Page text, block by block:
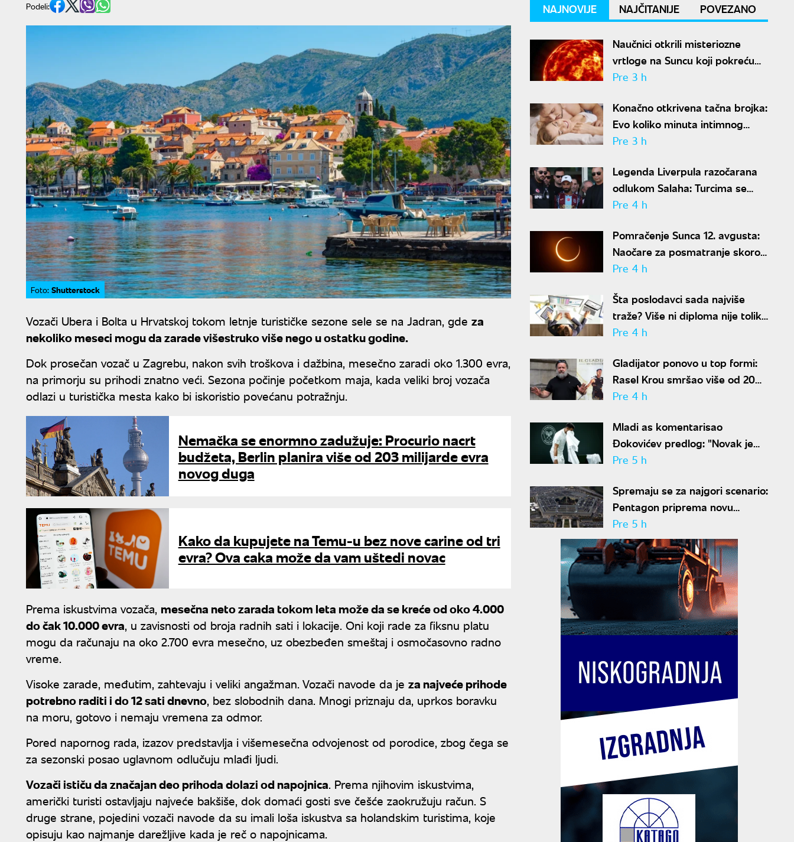
Podeli:
Foto: Shutterstock
Vozači Ubera i Bolta u Hrvatskoj tokom letnje turističke sezone sele se na Jadran, gde za
nekoliko meseci mogu da zarade višestruko više nego u ostatku godine.
Dok prosečan vozač u Zagrebu, nakon svih troškova i dažbina, mesečno zaradi oko 1.300 evra,
na primorju su prihodi znatno veći. Sezona počinje početkom maja, kada veliki broj vozača
odlazi u turistička mesta kako bi iskoristio povećanu potražnju.
Nemačka se enormno zadužuje: Procurio nacrt
budžeta, Berlin planira više od 203 milijarde evra
novog duga
Kako da kupujete na Temu-u bez nove carine od tri
evra? Ova caka može da vam uštedi novac
Prema iskustvima vozača, mesečna neto zarada tokom leta može da se kreće od oko 4.000
do čak 10.000 evra, u zavisnosti od broja radnih sati i lokacije. Oni koji rade za fiksnu platu
mogu da računaju na oko 2.700 evra mesečno, uz obezbeđen smeštaj i osmočasovno radno
vreme.
Visoke zarade, međutim, zahtevaju i veliki angažman. Vozači navode da je za najveće prihode
potrebno raditi i do 12 sati dnevno, bez slobodnih dana. Mnogi priznaju da, uprkos boravku
na moru, gotovo i nemaju vremena za odmor.
Pored napornog rada, izazov predstavlja i višemesečna odvojenost od porodice, zbog čega se
za sezonski posao uglavnom odlučuju mlađi ljudi.
Vozači ističu da značajan deo prihoda dolazi od napojnica. Prema njihovim iskustvima,
američki turisti ostavljaju najveće bakšiše, dok domaći gosti sve češće zaokružuju račun. S
druge strane, pojedini vozači navode da su imali loša iskustva sa holandskim turistima, koje
opisuju kao najmanje darežljive kada je reč o napojnicama.
NAJNOVIJE NAJČITANIJE POVEZANO
Naučnici otkrili misteriozne
vrtloge na Suncu koji pokreću
solarne baklje
Pre 3 h
Konačno otkrivena tačna brojka:
Evo koliko minuta intimnog
odnosa je ženi potrebno da bi
Pre 3 h
Legenda Liverpula razočarana
odlukom Salaha: Turcima se
neće dopasti ove reči
Pre 4 h
Pomračenje Sunca 12. avgusta:
Naočare za posmatranje skoro
rasprodate
Pre 4 h
Šta poslodavci sada najviše
traže? Više ni diploma nije toliko
važna
Pre 4 h
Gladijator ponovo u top formi:
Rasel Krou smršao više od 20
kilograma pa zapalio društvene
Pre 4 h
Mladi as komentarisao
Đokovićev predlog: "Novak je
sve stariji, zato nam predlaže
Pre 5 h
Spremaju se za najgori scenario:
Pentagon priprema novu
nuklearnu strategiju za
eventualni sukob sa Rusijom i
Kinom
Pre 5 h